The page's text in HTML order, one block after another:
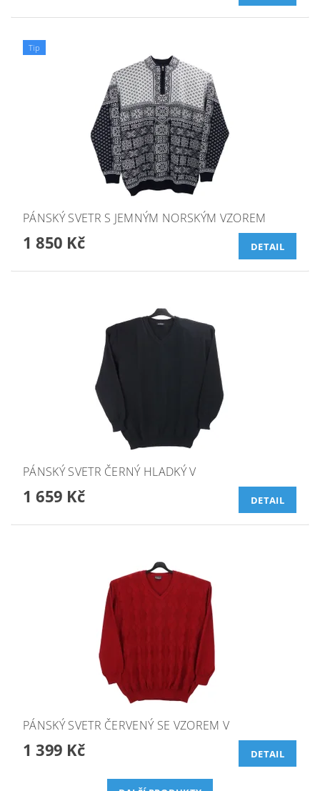
Tip
PÁNSKÝ SVETR S JEMNÝM NORSKÝM VZOREM
1 850 Kč DETAIL
PÁNSKÝ SVETR ČERNÝ HLADKÝ V
1 659 Kč DETAIL
PÁNSKÝ SVETR ČERVENÝ SE VZOREM V
1 399 Kč DETAIL